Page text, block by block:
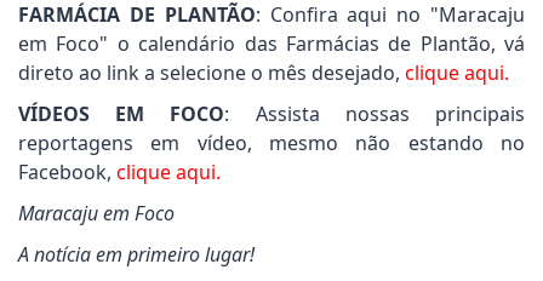
FARMÁCIA DE PLANTÃO: Confira aqui no "Maracaju
em Foco" o calendário das Farmácias de Plantão, vá
direto ao link a selecione o mês desejado, clique aqui.
VÍDEOS EM FOCO: Assista nossas principais
reportagens em vídeo, mesmo não estando no
Facebook, clique aqui.
Maracaju em Foco
A notícia em primeiro lugar!